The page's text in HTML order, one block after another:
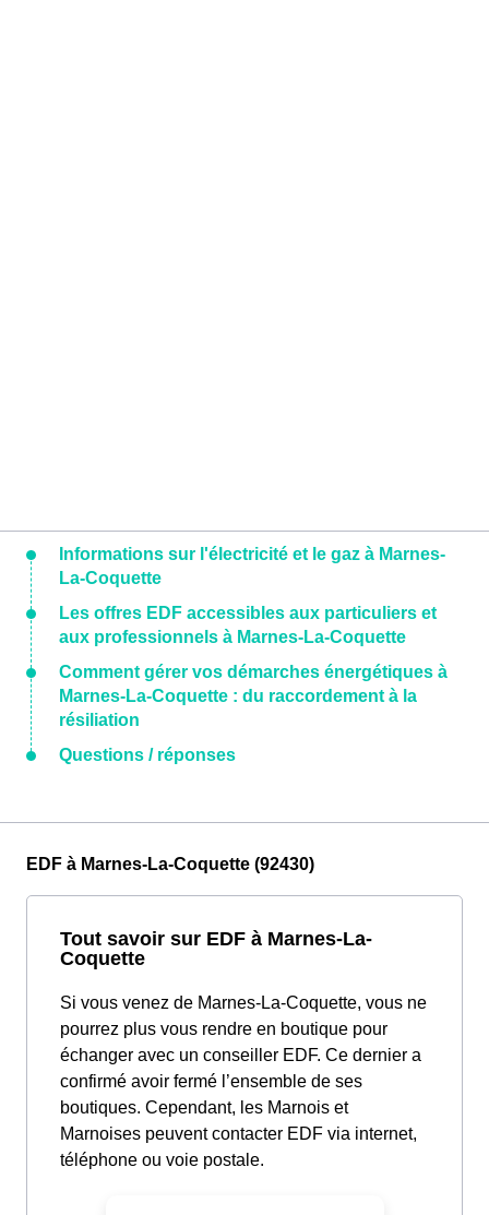
Informations sur l'électricité et le gaz à Marnes-
La-Coquette
Les offres EDF accessibles aux particuliers et
aux professionnels à Marnes-La-Coquette
Comment gérer vos démarches énergétiques à
Marnes-La-Coquette : du raccordement à la
résiliation
Questions / réponses
EDF à Marnes-La-Coquette (92430)
Tout savoir sur EDF à Marnes-La-
Coquette
Si vous venez de Marnes-La-Coquette, vous ne
pourrez plus vous rendre en boutique pour
échanger avec un conseiller EDF. Ce dernier a
confirmé avoir fermé l’ensemble de ses
boutiques. Cependant, les Marnois et
Marnoises peuvent contacter EDF via internet,
téléphone ou voie postale.